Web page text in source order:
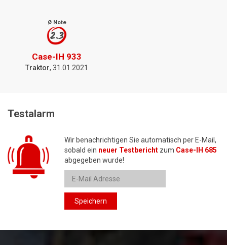
Ø Note
2.3
Case-IH 933
Traktor, 31.01.2021
Testalarm
Wir benachrichtigen Sie automatisch per E-Mail,
sobald ein neuer Testbericht zum Case-IH 685
abgegeben wurde!
Speichern